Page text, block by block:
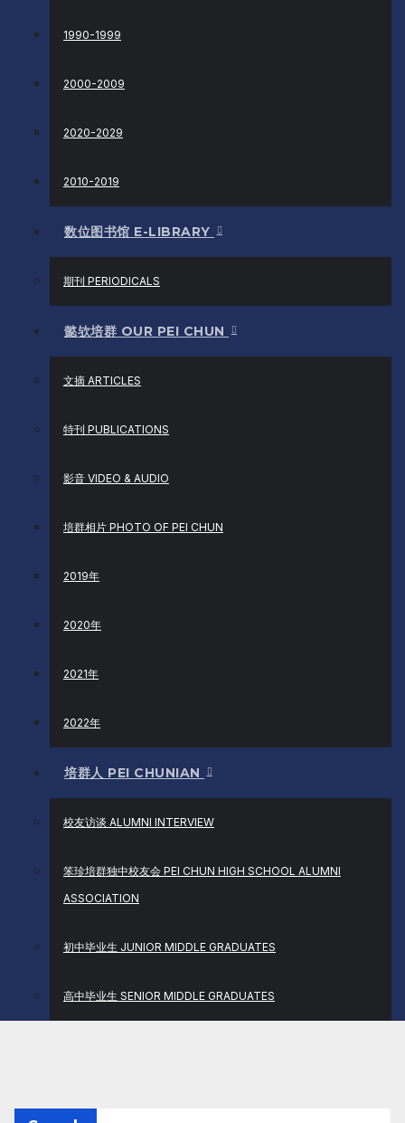
1990-1999
2000-2009
2020-2029
2010-2019
数位图书馆 E-LIBRARY
期刊 PERIODICALS
懿欤培群 OUR PEI CHUN
文摘 ARTICLES
特刊 PUBLICATIONS
影音 VIDEO & AUDIO
培群相片 PHOTO OF PEI CHUN
2019年
2020年
2021年
2022年
培群人 PEI CHUNIAN
校友访谈 ALUMNI INTERVIEW
笨珍培群独中校友会 PEI CHUN HIGH SCHOOL ALUMNI
ASSOCIATION
初中毕业生 JUNIOR MIDDLE GRADUATES
高中毕业生 SENIOR MIDDLE GRADUATES